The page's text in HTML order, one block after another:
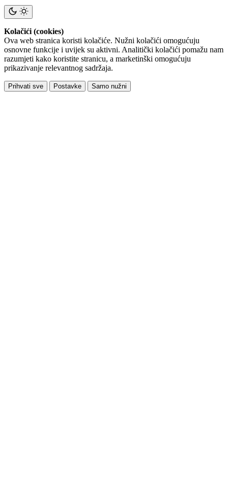
Kolačići (cookies)
Ova web stranica koristi kolačiće. Nužni kolačići omogućuju
osnovne funkcije i uvijek su aktivni. Analitički kolačići pomažu nam
razumjeti kako koristite stranicu, a marketinški omogućuju
prikazivanje relevantnog sadržaja.
Prihvati sve Postavke Samo nužni